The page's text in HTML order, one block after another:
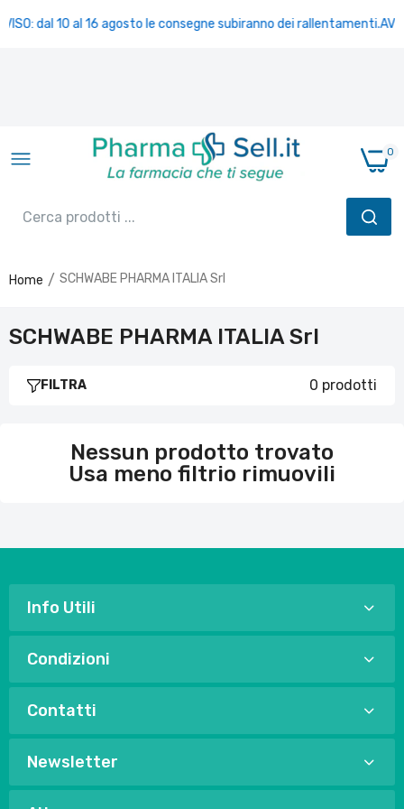
dal 10 al 16 agosto le consegne subiranno dei rallentamenti.
0
Home SCHWABE PHARMA ITALIA Srl
SCHWABE PHARMA ITALIA Srl
FILTRA 0 prodotti
Nessun prodotto trovato
Usa meno filtrio rimuovili
Info Utili
Condizioni
Contatti
Newsletter